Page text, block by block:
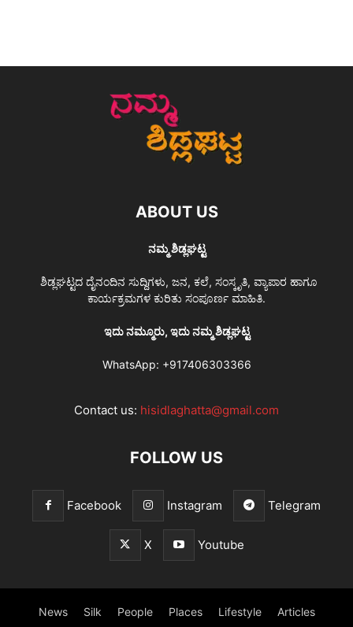
ABOUT US
ನಮ್ಮ ಶಿಡ್ಲಘಟ್ಟ
ಶಿಡ್ಲಘಟ್ಟದ ದೈನಂದಿನ ಸುದ್ದಿಗಳು, ಜನ, ಕಲೆ, ಸಂಸ್ಕೃತಿ, ವ್ಯಾಪಾರ ಹಾಗೂ
ಕಾರ್ಯಕ್ರಮಗಳ ಕುರಿತು ಸಂಪೂರ್ಣ ಮಾಹಿತಿ.
ಇದು ನಮ್ಮೂರು, ಇದು ನಮ್ಮ ಶಿಡ್ಲಘಟ್ಟ
WhatsApp: +917406303366
Contact us: hisidlaghatta@gmail.com
FOLLOW US
Facebook Instagram Telegram
X Youtube
News Silk People Places Lifestyle Articles